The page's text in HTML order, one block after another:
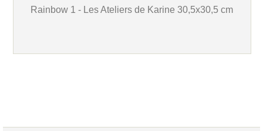
Rainbow 1 - Les Ateliers de Karine 30,5x30,5 cm